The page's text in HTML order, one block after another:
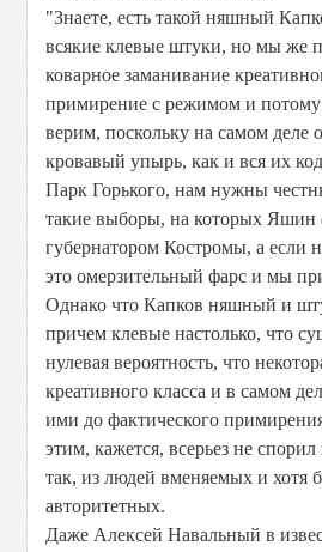
"Знаете, есть такой няшный
всякие клевые штуки, но мы же
коварное заманивание
примирение с режимом и потому
верим, поскольку на самом деле
кровавый упырь, как и вся их
Парк Горького, нам нужны
такие выборы, на которых Яшин
губернатором Костромы, а если
это омерзительный фарс и мы
Однако что Капков няшный и
причем клевые настолько, что
нулевая вероятность, что
креативного класса и в самом
ими до фактического
этим, кажется, всерьез не
так, из людей вменяемых и хотя
авторитетных.
Даже Алексей Навальный в